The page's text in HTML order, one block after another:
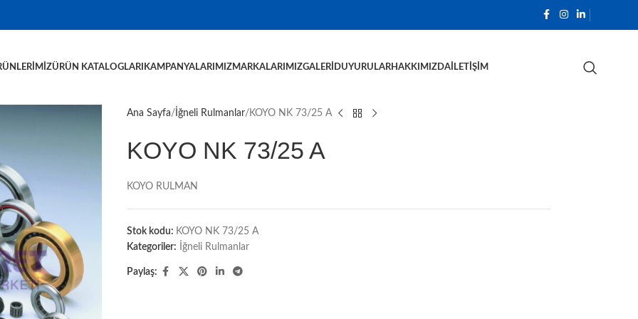
ÜRÜN KATALOGLARI KAMPANYALARIMIZMARKALARIMIZGALERI DUYURULARHAKKIMIZDA İLETIŞIM
Ana Sayfa İğneli Rulmanlar KOYO NK 73/25 A
KOYO NK 73/25 A
KOYO RULMAN
Stok kodu: KOYO NK 73/25 A
Kategoriler:
İğneli Rulmanlar
Paylaş: